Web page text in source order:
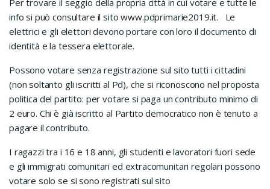
info si può consultare il sito www.pdprimarie2019.it. Le
elettrici e gli elettori devono portare con loro il documento di
identità e la tessera elettorale.
Possono votare senza registrazione sul sito tutti i cittadini
(non soltanto gli iscritti al Pd), che si riconoscono nel proposta
politica del partito: per votare si paga un contributo minimo di
2 euro. Chi è già iscritto al Partito democratico non è tenuto a
pagare il contributo.
I ragazzi tra i 16 e 18 anni, gli studenti e lavoratori fuori sede
e gli immigrati comunitari ed extracomunitari regolari possono
votare solo se si sono registrati sul sito